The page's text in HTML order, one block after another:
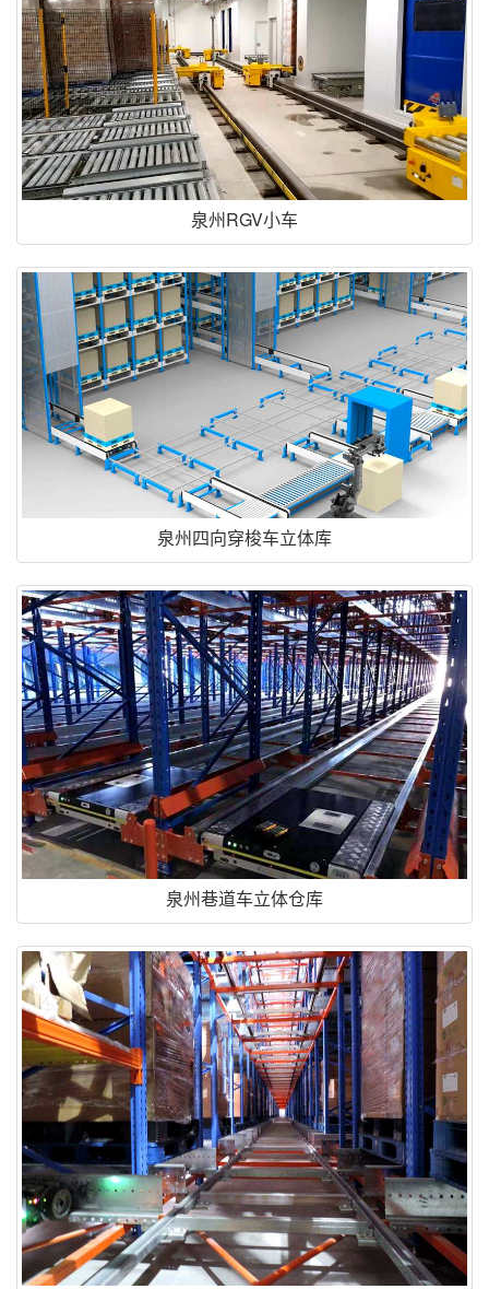
泉州RGV小车
泉州四向穿梭车立体库
泉州巷道车立体仓库